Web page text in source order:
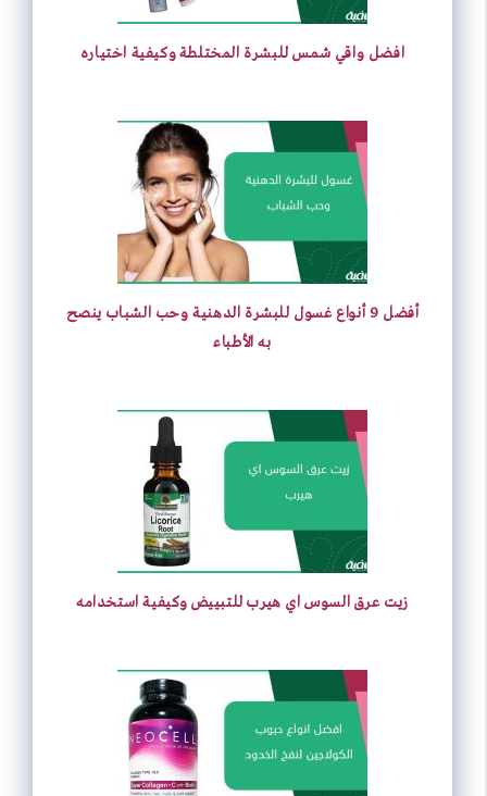
k
s
t
n
p
افضل واقي شمس للبشرة المختلطة وكيفية اختياره
أفضل 9 أنواع غسول للبشرة الدهنية وحب الشباب ينصح
به الأطباء
زيت عرق السوس اي هيرب للتبييض وكيفية استخدامه